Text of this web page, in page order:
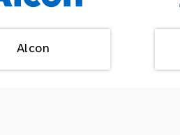
Alcon